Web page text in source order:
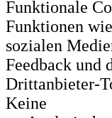
Funktionale
Funktionen
sozialen
Feedback und
Drittanbieter-
Keine